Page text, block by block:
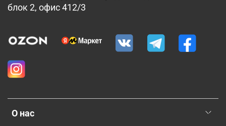
О нас
блок 2, офис 412/3